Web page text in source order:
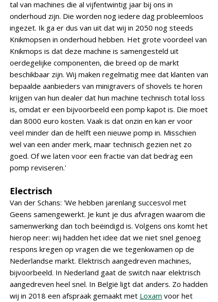
tal van machines die al vijfentwintig jaar bij ons in
onderhoud zijn. Die worden nog iedere dag probleemloos
ingezet. Ik ga er dus van uit dat wij in 2050 nog steeds
Knikmopsen in onderhoud hebben. Het grote voordeel van
Knikmops is dat deze machine is samengesteld uit
oerdegelijke componenten, die breed op de markt
beschikbaar zijn. Wij maken regelmatig mee dat klanten van
bepaalde aanbieders van minigravers of shovels te horen
krijgen van hun dealer dat hun machine technisch total loss
is, omdat er een bijvoorbeeld een pomp kapot is. Die moet
dan 8000 euro kosten. Vaak is dat onzin en kan er voor
veel minder dan de helft een nieuwe pomp in. Misschien
wel van een ander merk, maar technisch gezien net zo
goed. Of we laten voor een fractie van dat bedrag een
pomp reviseren.'
Electrisch
Van der Schans: 'We hebben jarenlang succesvol met
Geens samengewerkt. Je kunt je dus afvragen waarom die
samenwerking dan toch beëindigd is. Volgens ons komt het
hierop neer: wij hadden het idee dat we niet snel genoeg
respons kregen op vragen die we tegenkwamen op de
Nederlandse markt. Elektrisch aangedreven machines,
bijvoorbeeld. In Nederland gaat de switch naar elektrisch
aangedreven heel snel. In België ligt dat anders. Zo hadden
wij in 2018 een afspraak gemaakt met Loxam voor het